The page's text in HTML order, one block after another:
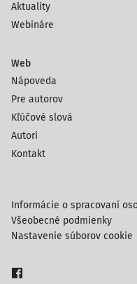
Aktuality
Webináre
Web
Nápoveda
Pre autorov
Kľúčové slová
Autori
Kontakt
Informácie o spracovaní
Všeobecné podmienky
Nastavenie súborov cookie